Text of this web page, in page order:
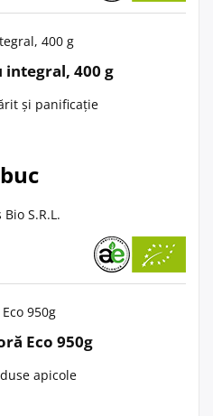
integral, 400 g
și panificație
Bio S.R.L.
Eco 950g
apicole